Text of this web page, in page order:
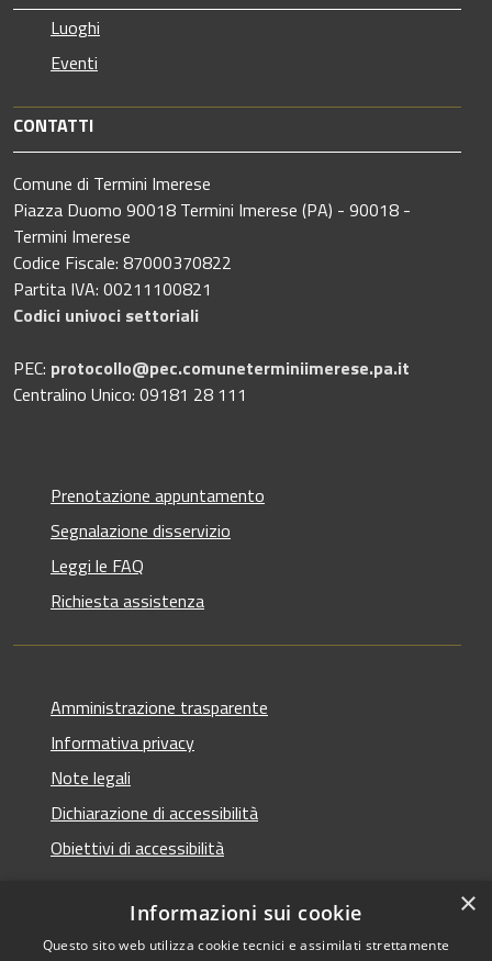
Luoghi
Eventi
CONTATTI
Comune di Termini Imerese
Piazza Duomo 90018 Termini Imerese (PA) - 90018 -
Termini Imerese
Codice Fiscale: 87000370822
Partita IVA: 00211100821
Codici univoci settoriali
PEC: protocollo@pec.comuneterminiimerese.pa.it
Centralino Unico: 09181 28 111
Prenotazione appuntamento
Segnalazione disservizio
Leggi le FAQ
Richiesta assistenza
Amministrazione trasparente
Informativa privacy
Note legali
Dichiarazione di accessibilità
Obiettivi di accessibilità
×
Informazioni sui cookie
Questo sito web utilizza cookie tecnici e assimilati strettamente